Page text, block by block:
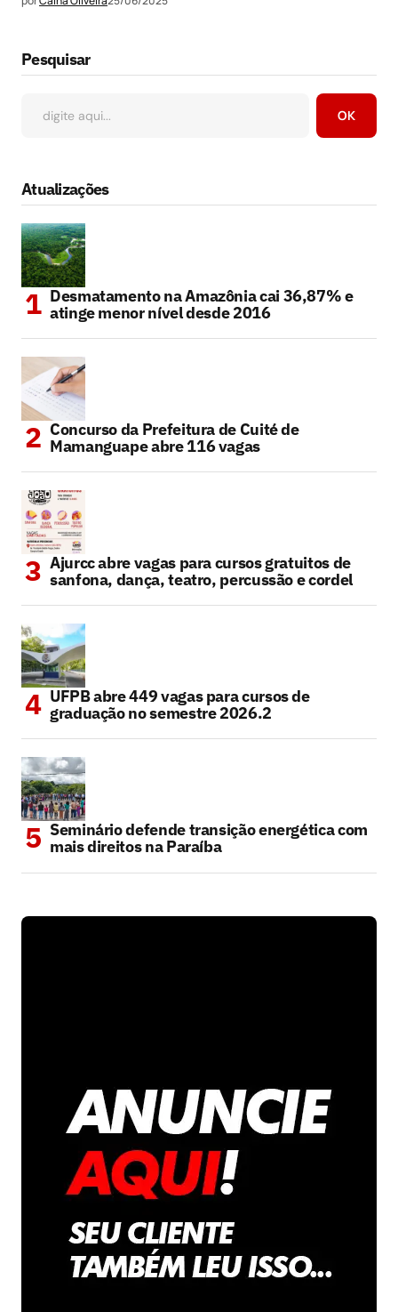
Pesquisar
OK
Atualizações
Desmatamento na Amazônia cai 36,87% e
atinge menor nível desde 2016
Concurso da Prefeitura de Cuité de
Mamanguape abre 116 vagas
Ajurcc abre vagas para cursos gratuitos de
sanfona, dança, teatro, percussão e cordel
UFPB abre 449 vagas para cursos de
graduação no semestre 2026.2
Seminário defende transição energética com
mais direitos na Paraíba